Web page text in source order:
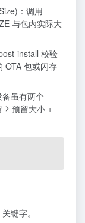
：调用
与包内实际大
install 校验
OTA 包或闪存
虽有两个
≥ 预留大小 +
关键字。